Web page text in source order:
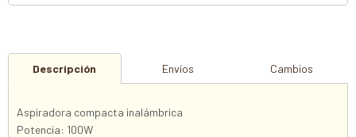
Descripción Envíos Cambios
Aspiradora compacta inalámbrica
Potencia: 100W